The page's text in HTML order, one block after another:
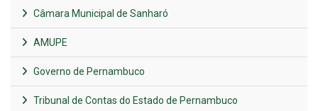
Câmara Municipal de Sanharó
AMUPE
Governo de Pernambuco
Tribunal de Contas do Estado de Pernambuco